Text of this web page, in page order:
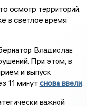
осмотр территорий,
в светлое время
Владислав
При этом, в
и выпуск
11 минут снова ввели.
важной